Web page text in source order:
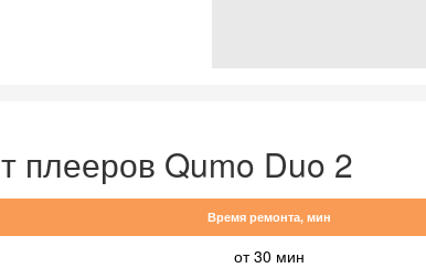
плееров Qumo Duo 2
Время ремонта, мин
от 30 мин